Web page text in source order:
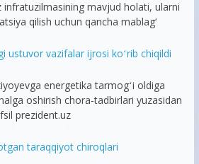
infratuzilmasining mavjud holati, ularni
qilish uchun qancha mablag‘
ustuvor vazifalar ijrosi koʻrib chiqildi
energetika tarmogʻi oldiga
oshirish chora-tadbirlari yuzasidan
prezident.uz
taraqqiyot chiroqlari